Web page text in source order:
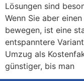
Lösungen sind
Wenn Sie aber
bewegen, ist eine
entspanntere
Umzug als
günstiger, bis man